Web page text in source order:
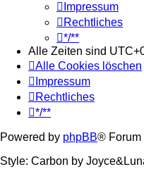
Impressum
Rechtliches
*/**
Alle Zeiten sind
Alle Cookies löschen
Impressum
Rechtliches
*/**
Powered by phpBB® Forum
Style: Carbon by